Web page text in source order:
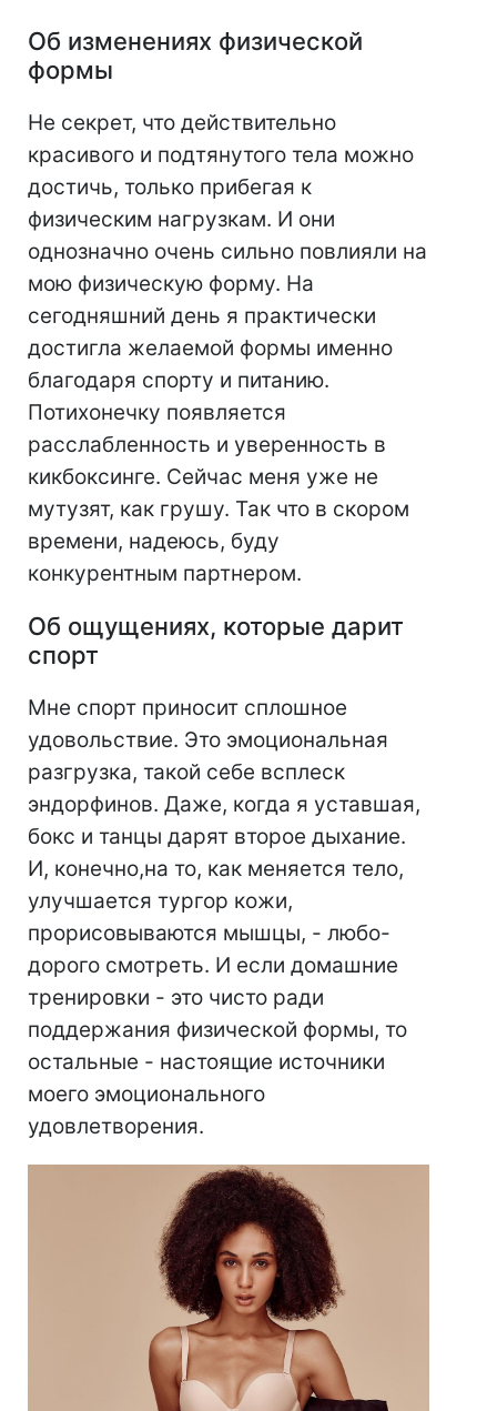
Об изменениях физической
формы
Не секрет, что действительно
красивого и подтянутого тела можно
достичь, только прибегая к
физическим нагрузкам. И они
однозначно очень сильно повлияли на
мою физическую форму. На
сегодняшний день я практически
достигла желаемой формы именно
благодаря спорту и питанию.
Потихонечку появляется
расслабленность и уверенность в
кикбоксинге. Сейчас меня уже не
мутузят, как грушу. Так что в скором
времени, надеюсь, буду
конкурентным партнером.
Об ощущениях, которые дарит
спорт
Мне спорт приносит сплошное
удовольствие. Это эмоциональная
разгрузка, такой себе всплеск
эндорфинов. Даже, когда я уставшая,
бокс и танцы дарят второе дыхание.
И, конечно,на то, как меняется тело,
улучшается тургор кожи,
прорисовываются мышцы, - любо-
дорого смотреть. И если домашние
тренировки - это чисто ради
поддержания физической формы, то
остальные - настоящие источники
моего эмоционального
удовлетворения.